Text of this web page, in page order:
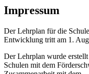
Impressum
Der Lehrplan für die
Entwicklung tritt am 1.
Der Lehrplan wurde
Schulen mit dem